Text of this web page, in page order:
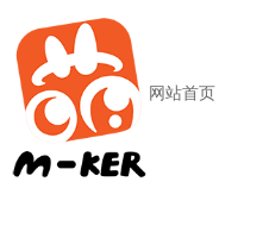
网站首页